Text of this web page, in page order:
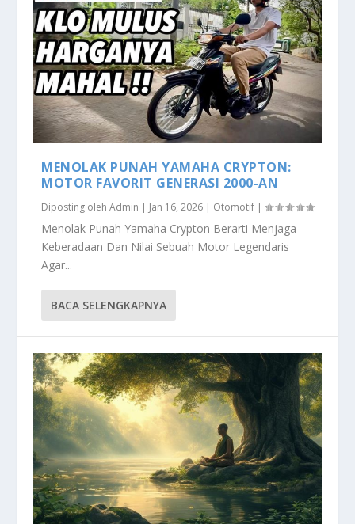
MENOLAK PUNAH YAMAHA CRYPTON:
MOTOR FAVORIT GENERASI 2000-AN
Diposting olehAdmin | Jan 16, 2026 | Otomotif |
Menolak Punah Yamaha Crypton Berarti Menjaga
Keberadaan Dan Nilai Sebuah Motor Legendaris
Agar...
BACA SELENGKAPNYA